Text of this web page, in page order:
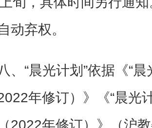
动弃权。
“晨光计划”依据《“晨
年修订）》《“晨光
2022年修订）》（沪